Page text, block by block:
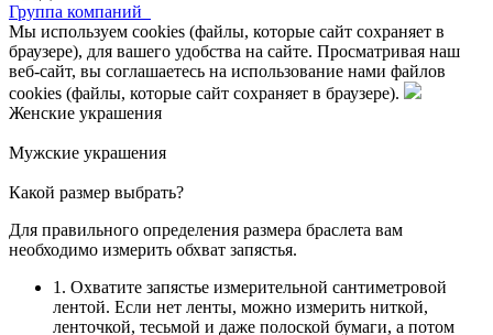
Группа компаний
Мы используем cookies (файлы, которые сайт сохраняет в
браузере), для вашего удобства на сайте. Просматривая наш
веб-сайт, вы соглашаетесь на использование нами файлов
cookies (файлы, которые сайт сохраняет в браузере).
Женские украшения
Мужские украшения
Какой размер выбрать?
Для правильного определения размера браслета вам
необходимо измерить обхват запястья.
1. Охватите запястье измерительной сантиметровой
лентой. Если нет ленты, можно измерить ниткой,
ленточкой, тесьмой и даже полоской бумаги, а потом